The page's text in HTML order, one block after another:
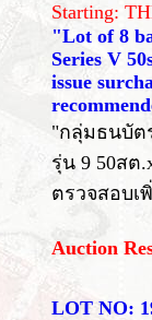
Starting:
"Lot of 8
Series V
issue
"กลุ่มธนบัต
รุ่น 9 50สต
ตรวจสอบเ
Auction
LOT NO: